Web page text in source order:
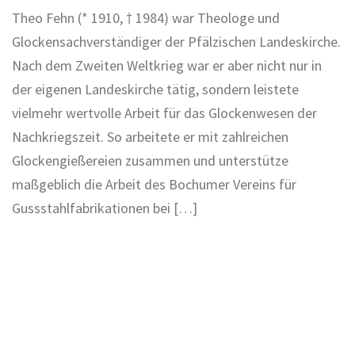
Theo Fehn (* 1910, † 1984) war Theologe und
Glockensachverständiger der Pfälzischen Landeskirche.
Nach dem Zweiten Weltkrieg war er aber nicht nur in
der eigenen Landeskirche tätig, sondern leistete
vielmehr wertvolle Arbeit für das Glockenwesen der
Nachkriegszeit. So arbeitete er mit zahlreichen
Glockengießereien zusammen und unterstütze
maßgeblich die Arbeit des Bochumer Vereins für
Gussstahlfabrikationen bei […]